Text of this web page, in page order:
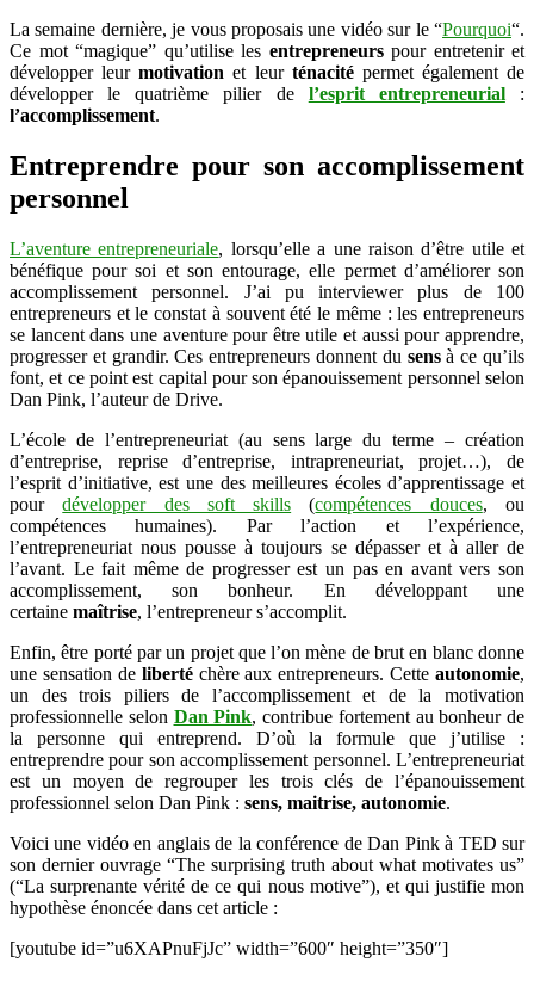
La semaine dernière, je vous proposais une vidéo sur le “Pourquoi“.
Ce mot “magique” qu’utilise les entrepreneurs pour entretenir et
développer leurmotivationet leur ténacité permet également de
développer le quatrième pilier de l’esprit entrepreneurial:
l’accomplissement.
Entreprendre pour son accomplissement
personnel
L’aventure entrepreneuriale, lorsqu’elle a une raison d’être utile et
bénéfique pour soi et son entourage, elle permet d’améliorer son
accomplissement personnel. J’ai pu interviewer plus de 100
entrepreneurs et le constat à souvent été le même : les entrepreneurs
se lancent dans une aventure pour être utile et aussi pour apprendre,
progresser et grandir. Ces entrepreneurs donnent du sensà ce qu’ils
font, et ce point est capital pour son épanouissement personnel selon
Dan Pink, l’auteur de Drive.
L’école de l’entrepreneuriat (au sens large du terme – création
d’entreprise, reprise d’entreprise, intrapreneuriat, projet…), de
l’esprit d’initiative, est une des meilleures écoles d’apprentissage et
pourdévelopper des soft skills (compétences douces, ou
compétences humaines). Par l’action et l’expérience,
l’entrepreneuriat nous pousse à toujours se dépasser et à aller de
l’avant. Le fait même de progresser est un pas en avant vers son
accomplissement, son bonheur. En développant une
certaine maîtrise, l’entrepreneur s’accomplit.
Enfin, être porté par un projet que l’on mène de brut en blanc donne
une sensation de liberté chère aux entrepreneurs. Cette autonomie,
un des trois piliers de l’accomplissement et de la motivation
professionnelle selon Dan Pink, contribue fortement au bonheur de
la personne qui entreprend. D’où la formule que j’utilise :
entreprendre pour son accomplissement personnel. L’entrepreneuriat
est un moyen de regrouper les trois clés de l’épanouissement
professionnel selon Dan Pink : sens, maitrise, autonomie.
Voici une vidéo en anglais de la conférence de Dan Pink à TED sur
son dernier ouvrage “The surprising truth about what motivates us”
(“La surprenante vérité de ce qui nous motive”), et qui justifie mon
hypothèse énoncée dans cet article :
[youtube id=”u6XAPnuFjJc” width=”600″ height=”350″]